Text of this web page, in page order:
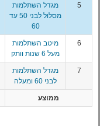
5
מגדל השתלמות
מסלול לבני 50 עד
60
6
מיטב השתלמות
מעל 6 שנות וותק
7
מגדל השתלמות
לבני 60 ומעלה
ממוצע